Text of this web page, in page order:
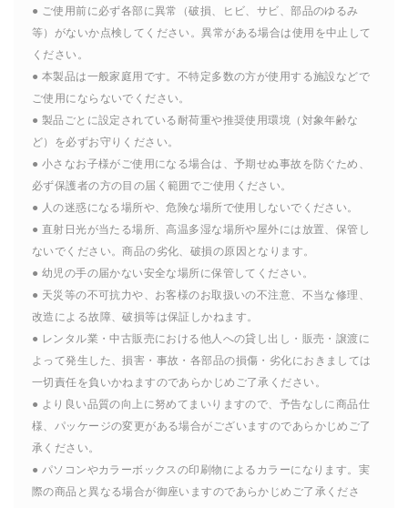
● ご使用前に必ず各部に異常（破損、ヒビ、サビ、部品のゆるみ
等）がないか点検してください。異常がある場合は使用を中止して
ください。
● 本製品は一般家庭用です。不特定多数の方が使用する施設などで
ご使用にならないでください。
● 製品ごとに設定されている耐荷重や推奨使用環境（対象年齢な
ど）を必ずお守りください。
● 小さなお子様がご使用になる場合は、予期せぬ事故を防ぐため、
必ず保護者の方の目の届く範囲でご使用ください。
● 人の迷惑になる場所や、危険な場所で使用しないでください。
● 直射日光が当たる場所、高温多湿な場所や屋外には放置、保管し
ないでください。商品の劣化、破損の原因となります。
● 幼児の手の届かない安全な場所に保管してください。
● 天災等の不可抗力や、お客様のお取扱いの不注意、不当な修理、
改造による故障、破損等は保証しかねます。
● レンタル業・中古販売における他人への貸し出し・販売・譲渡に
よって発生した、損害・事故・各部品の損傷・劣化におきましては
一切責任を負いかねますのであらかじめご了承ください。
● より良い品質の向上に努めてまいりますので、予告なしに商品仕
様、パッケージの変更がある場合がございますのであらかじめご了
承ください。
● パソコンやカラーボックスの印刷物によるカラーになります。実
際の商品と異なる場合が御座いますのであらかじめご了承くださ